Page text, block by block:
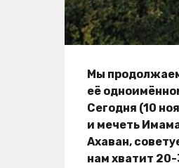
Мы
её
Сегодня (10
и мечеть
Ахаван,
нам хватит